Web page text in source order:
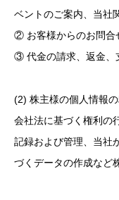
ベントのご案内、当社
② お客様からのお問合
③ 代金の請求、返金、
(2) 株主様の個人情報
会社法に基づく権利の
記録および管理、当社
づくデータの作成など